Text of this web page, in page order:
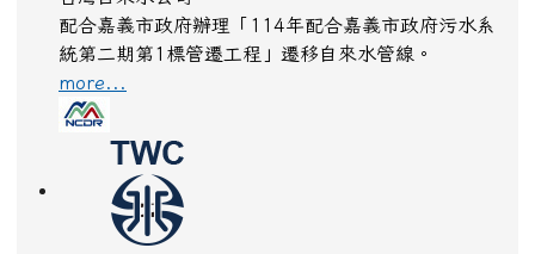
停水
2026-08-07, 16:20
台灣自來水公司
配合嘉義市政府辦理「114年配合嘉義市政府污水系
統第二期第1標管遷工程」遷移自來水管線。
more...